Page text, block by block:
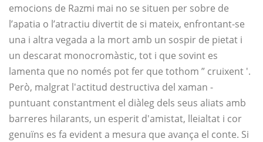
emocions de Razmi mai no se situen per sobre de
l’apatia o l’atractiu divertit de si mateix, enfrontant-se
una i altra vegada a la mort amb un sospir de pietat i
un descarat monocromàstic, tot i que sovint es
lamenta que no només pot fer que tothom ” cruixent '.
Però, malgrat l'actitud destructiva del xaman -
puntuant constantment el diàleg dels seus aliats amb
barreres hilarants, un esperit d'amistat, lleialtat i cor
genuïns es fa evident a mesura que avança el conte. Si